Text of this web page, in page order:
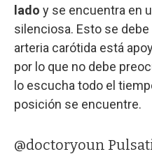
lado y se encuentra en
silenciosa. Esto se
arteria carótida está
por lo que no debe
lo escucha todo el
posición se encuentre.
@doctoryoun